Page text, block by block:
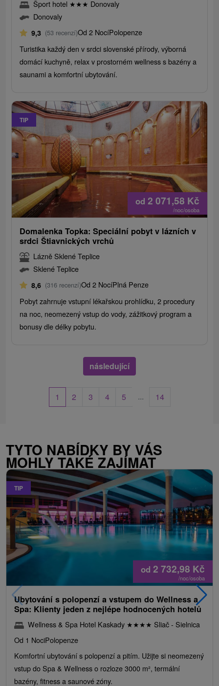
Šport hotel ★★★ Donovaly
Donovaly
9,3 (53 recenzí)Od 2 NocíPolopenze
Turistika každý den v srdci slovenské přírody, výborná
domácí kuchyně, relax v prostorném wellness s bazény a
saunami a komfortní ubytování.
TIP
od 2 071,58 Kč
/noc/osoba
Domalenka Topka: Speciální pobyt v lázních v
srdci Štiavnických vrchů
Lázně Sklené Teplice
Sklené Teplice
8,6 (316 recenzí)Od 2 NocíPlná Penze
Pobyt zahrnuje vstupní lékařskou prohlídku, 2 procedury
na noc, neomezený vstup do vody, zážitkový program a
bonusy dle délky pobytu.
následující
1 2 3 4 5 ... 14
TYTO NABÍDKY BY VÁS
MOHLY TAKÉ ZAJÍMAT
TIP
od 2 732,98 Kč
/noc/osoba
Ubytování s polopenzí a vstupem do Wellness a
Spa: Klienty jeden z nejlépe hodnocených hotelů
Wellness & Spa Hotel Kaskady ★★★★ Sliač - Sielnica
Od 1 NociPolopenze
Komfortní ubytování s polopenzí a pitím. Užijte si neomezený
vstup do Spa & Wellness o rozloze 3000 m², termální
bazény, fitness a saunové zóny.